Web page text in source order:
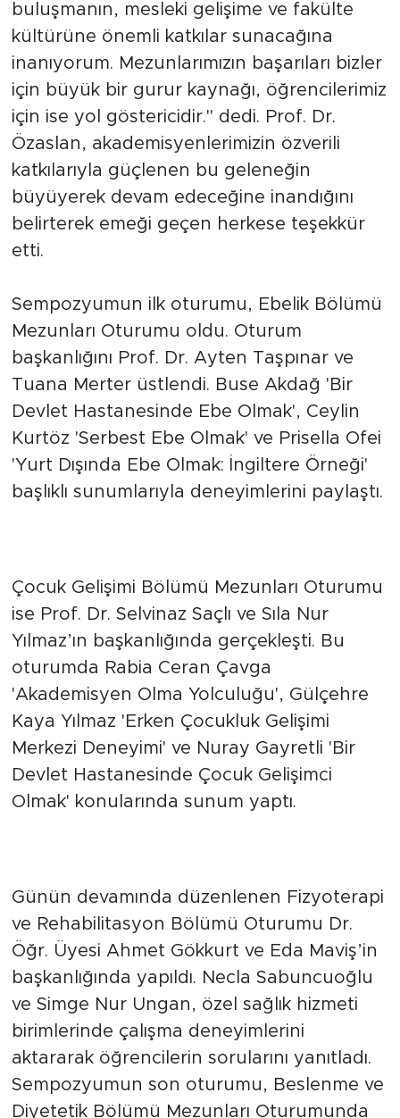
buluşmanın, mesleki gelişime ve fakülte
kültürüne önemli katkılar sunacağına
inanıyorum. Mezunlarımızın başarıları bizler
için büyük bir gurur kaynağı, öğrencilerimiz
için ise yol göstericidir." dedi. Prof. Dr.
Özaslan, akademisyenlerimizin özverili
katkılarıyla güçlenen bu geleneğin
büyüyerek devam edeceğine inandığını
belirterek emeği geçen herkese teşekkür
etti.
Sempozyumun ilk oturumu, Ebelik Bölümü
Mezunları Oturumu oldu. Oturum
başkanlığını Prof. Dr. Ayten Taşpınar ve
Tuana Merter üstlendi. Buse Akdağ 'Bir
Devlet Hastanesinde Ebe Olmak', Ceylin
Kurtöz 'Serbest Ebe Olmak' ve Prisella Ofei
'Yurt Dışında Ebe Olmak: İngiltere Örneği'
başlıklı sunumlarıyla deneyimlerini paylaştı.
Çocuk Gelişimi Bölümü Mezunları Oturumu
ise Prof. Dr. Selvinaz Saçlı ve Sıla Nur
Yılmaz’ın başkanlığında gerçekleşti. Bu
oturumda Rabia Ceran Çavga
'Akademisyen Olma Yolculuğu', Gülçehre
Kaya Yılmaz 'Erken Çocukluk Gelişimi
Merkezi Deneyimi' ve Nuray Gayretli 'Bir
Devlet Hastanesinde Çocuk Gelişimci
Olmak' konularında sunum yaptı.
Günün devamında düzenlenen Fizyoterapi
ve Rehabilitasyon Bölümü Oturumu Dr.
Öğr. Üyesi Ahmet Gökkurt ve Eda Maviş’in
başkanlığında yapıldı. Necla Sabuncuoğlu
ve Simge Nur Ungan, özel sağlık hizmeti
birimlerinde çalışma deneyimlerini
aktararak öğrencilerin sorularını yanıtladı.
Sempozyumun son oturumu, Beslenme ve
Diyetetik Bölümü Mezunları Oturumunda